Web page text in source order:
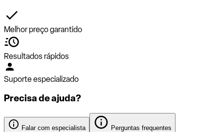
Melhor preço garantido
Resultados rápidos
Suporte especializado
Precisa de ajuda?
Falar com especialista Perguntas frequentes